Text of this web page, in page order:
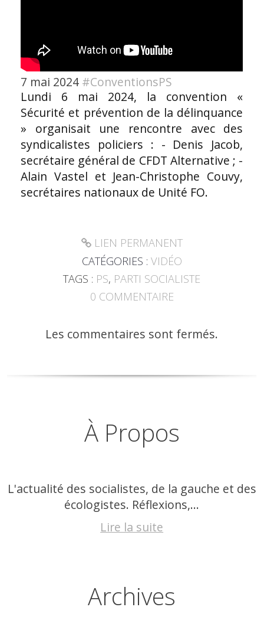
7 mai 2024 #ConventionsPS
Lundi 6 mai 2024, la convention «
Sécurité et prévention de la délinquance
» organisait une rencontre avec des
syndicalistes policiers : - Denis Jacob,
secrétaire général de CFDT Alternative ; -
Alain Vastel et Jean-Christophe Couvy,
secrétaires nationaux de Unité FO.
LIEN PERMANENT
CATÉGORIES : VIDÉO
TAGS : PS, PARTI SOCIALISTE
0 COMMENTAIRE
Les commentaires sont fermés.
À Propos
L'actualité des socialistes, de la gauche et des
écologistes. Réflexions,...
Lire la suite
Archives